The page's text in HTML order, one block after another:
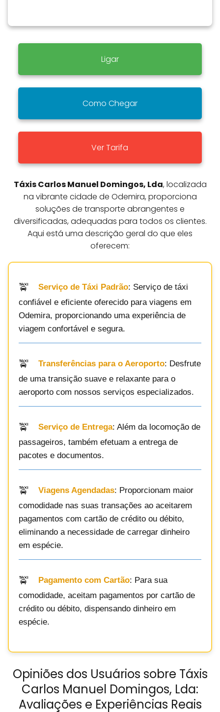
Ligar
Como Chegar
Ver Tarifa
Táxis Carlos Manuel Domingos, Lda, localizada
na vibrante cidade de Odemira, proporciona
soluções de transporte abrangentes e
diversificadas, adequadas para todos os clientes.
Aqui está uma descrição geral do que eles
oferecem:
Serviço de Táxi Padrão: Serviço de táxi
confiável e eficiente oferecido para viagens em
Odemira, proporcionando uma experiência de
viagem confortável e segura.
Transferências para o Aeroporto: Desfrute
de uma transição suave e relaxante para o
aeroporto com nossos serviços especializados.
Serviço de Entrega: Além da locomoção de
passageiros, também efetuam a entrega de
pacotes e documentos.
Viagens Agendadas: Proporcionam maior
comodidade nas suas transações ao aceitarem
pagamentos com cartão de crédito ou débito,
eliminando a necessidade de carregar dinheiro
em espécie.
Pagamento com Cartão: Para sua
comodidade, aceitam pagamentos por cartão de
crédito ou débito, dispensando dinheiro em
espécie.
Opiniões dos Usuários sobre Táxis
Carlos Manuel Domingos, Lda:
Avaliações e Experiências Reais